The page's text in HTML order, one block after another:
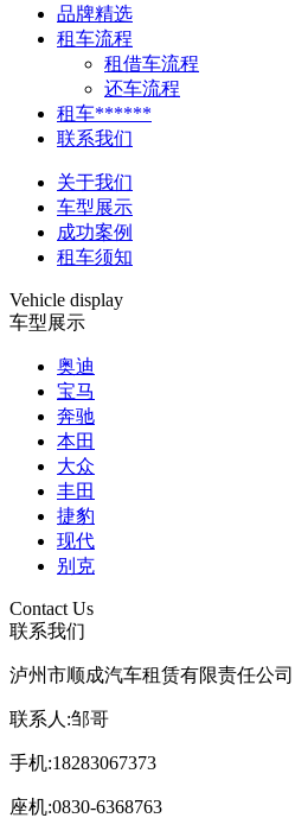
品牌精选
租车流程
租借车流程
还车流程
租车******
联系我们
关于我们
车型展示
成功案例
租车须知
Vehicle display
车型展示
奥迪
宝马
奔驰
本田
大众
丰田
捷豹
现代
别克
Contact Us
联系我们
泸州市顺成汽车租赁有限责任公司
联系人:邹哥
手机:18283067373
座机:0830-6368763